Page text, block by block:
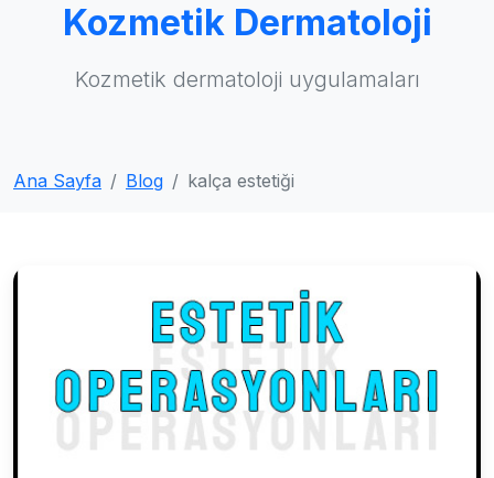
Kozmetik Dermatoloji
Kozmetik dermatoloji uygulamaları
Ana Sayfa Blog kalça estetiği